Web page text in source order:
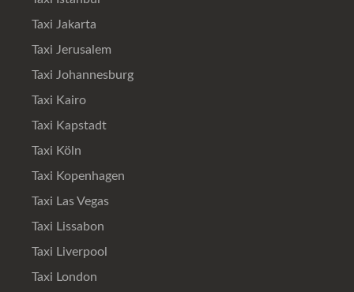
Taxi Jakarta
Taxi Jerusalem
Taxi Johannesburg
Taxi Kairo
Taxi Kapstadt
Taxi Köln
Taxi Kopenhagen
Taxi Las Vegas
Taxi Lissabon
Taxi Liverpool
Taxi London